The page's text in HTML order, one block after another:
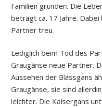
Familien gründen. Die
beträgt ca. 17 Jahre.
Partner treu.
Lediglich beim Tod des
Graugänse neue Partner.
Aussehen der Blässgans
Graugänse, sie sind
leichter. Die Kaisergans